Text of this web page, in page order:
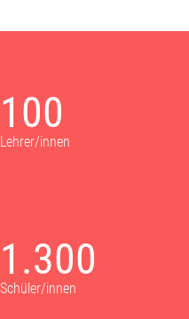
100
Lehrer/innen
1.300
Schüler/innen